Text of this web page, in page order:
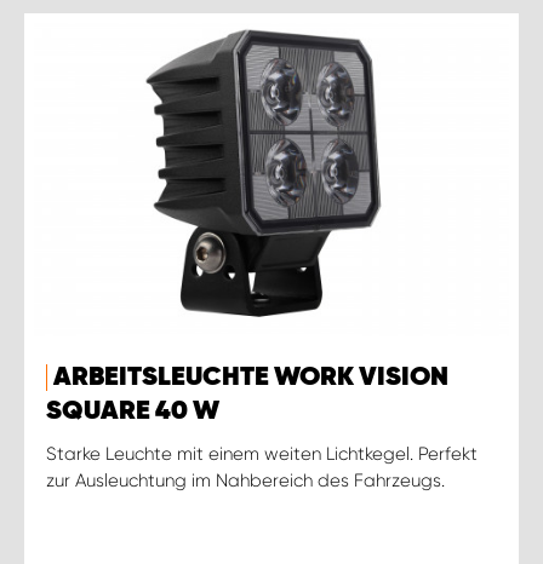
ARBEITSLEUCHTE WORK VISION
SQUARE 40 W
Starke Leuchte mit einem weiten Lichtkegel. Perfekt
zur Ausleuchtung im Nahbereich des Fahrzeugs.